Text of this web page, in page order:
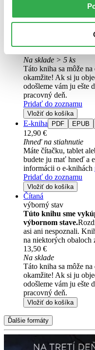
medzi drogovými kartelmi
aj bežní obyvatelia. Útok na
ako zásah spravodlivosti...
Na sklade > 5 ks
Táto kniha sa môže
okamžite! Ak si ju
odošleme vám ju ešte
pracovný deň.
Pridať do zoznamu
Vložiť do košíka
E-kniha PDF EPUB
12,90 €
Ihneď na stiahnutie
Máte čítačku, tablet
budete ju mať hneď a
informácii o e-knihách
Pridať do zoznamu
Vložiť do košíka
Čítaná
výborný stav
Túto knihu sme
výbornom stave.
asi ani nespoznali.
na niektorých obaloch
13,50 €
Na sklade
Táto kniha sa môže
okamžite! Ak si ju
odošleme vám ju ešte
pracovný deň.
Vložiť do košíka
Ďalšie formáty